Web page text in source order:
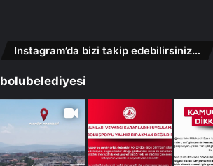
Instagram’da bizi takip edebilirsiniz…
bolubelediyesi